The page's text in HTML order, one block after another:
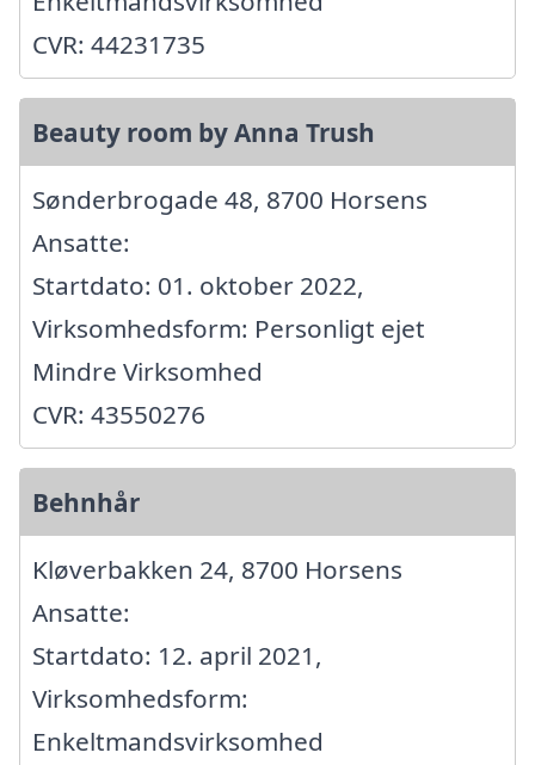
CVR: 44231735
Beauty room by Anna Trush
Sønderbrogade 48, 8700 Horsens
Ansatte:
Startdato: 01. oktober 2022,
Virksomhedsform: Personligt ejet
Mindre Virksomhed
CVR: 43550276
Behnhår
Kløverbakken 24, 8700 Horsens
Ansatte:
Startdato: 12. april 2021,
Virksomhedsform:
Enkeltmandsvirksomhed